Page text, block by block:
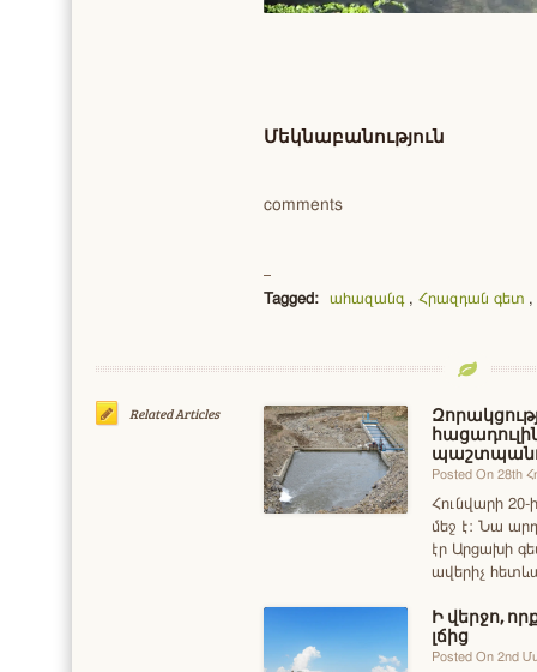
Մեկնաբանություն
comments
Tagged: ահազանգ, Հրազդան գետ ,
Related Articles
Posted On 28th
Հունվարի
մեջ է: Նա
էր Արցախի
ավերիչ
Ի վերջո,
լճից
Posted On 2nd